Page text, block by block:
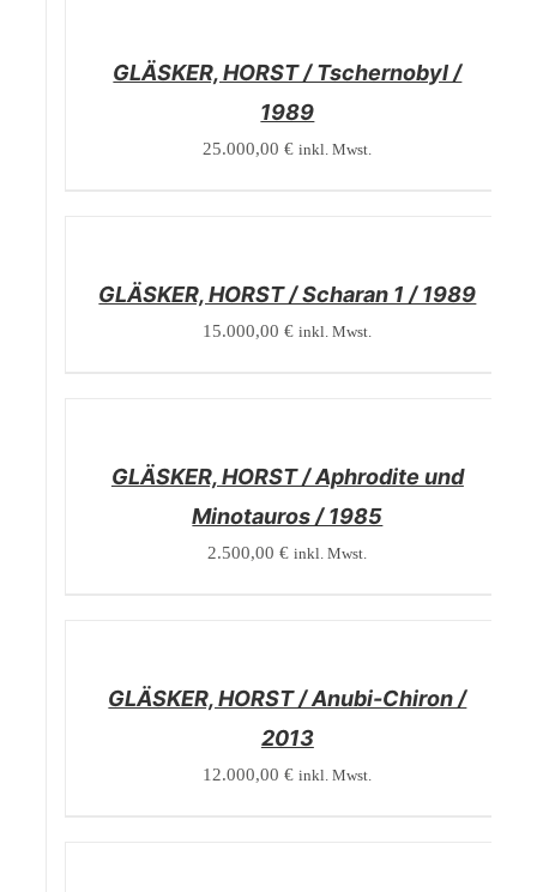
GLÄSKER, HORST / Tschernobyl /
1989
25.000,00€ inkl. Mwst.
GLÄSKER, HORST / Scharan 1 / 1989
15.000,00€ inkl. Mwst.
GLÄSKER, HORST / Aphrodite und
Minotauros / 1985
2.500,00€ inkl. Mwst.
GLÄSKER, HORST / Anubi-Chiron /
2013
12.000,00€ inkl. Mwst.